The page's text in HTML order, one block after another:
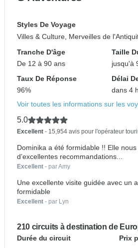
Styles De Voyage
Villes & Culture, Merveilles de
Tranche D'âge
De 12 à 90 ans
Taille
jusqu'à
Taux De Réponse
96%
Délai
dans 4
Voir toutes les informations sur les
5.0
Excellent - 15,954 avis pour l'opérateur
Dominika a été formidable !! Elle
d’excellentes recommandations...
Excellent - par Amy
Une excellente visite guidée avec un
formidable
Excellent - par Lyn
210 circuits à destination de
Durée du circuit
Prix